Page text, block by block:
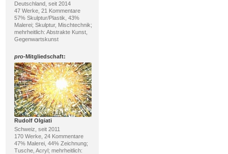
Deutschland, seit 2014
47 Werke, 21 Kommentare
57% Skulptur/Plastik, 43%
Malerei; Skulptur, Mischtechnik;
mehrheitlich: Abstrakte Kunst,
Gegenwartskunst
pro-Mitgliedschaft:
Rudolf Olgiati
Schweiz, seit 2011
170 Werke, 24 Kommentare
47% Malerei, 44% Zeichnung;
Tusche, Acryl; mehrheitlich: